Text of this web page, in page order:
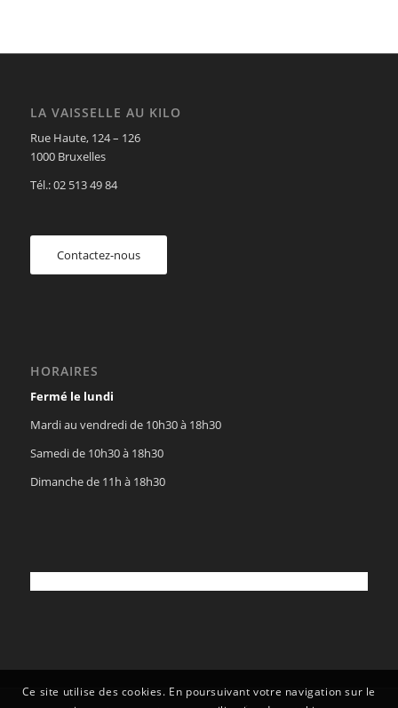
LA VAISSELLE AU KILO
Rue Haute, 124 – 126
1000 Bruxelles
Tél.: 02 513 49 84
Contactez-nous
HORAIRES
Fermé le lundi
Mardi au vendredi de 10h30 à 18h30
Samedi de 10h30 à 18h30
Dimanche de 11h à 18h30
Ce site utilise des cookies. En poursuivant votre navigation sur le